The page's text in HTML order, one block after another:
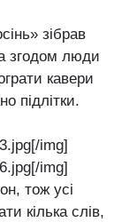
зібрав
згодом люди
кавери
підлітки.
img]
img]
тож усі
кілька слів,